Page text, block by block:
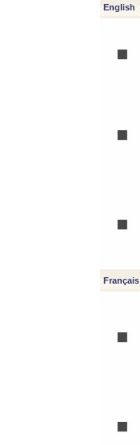
English
Français